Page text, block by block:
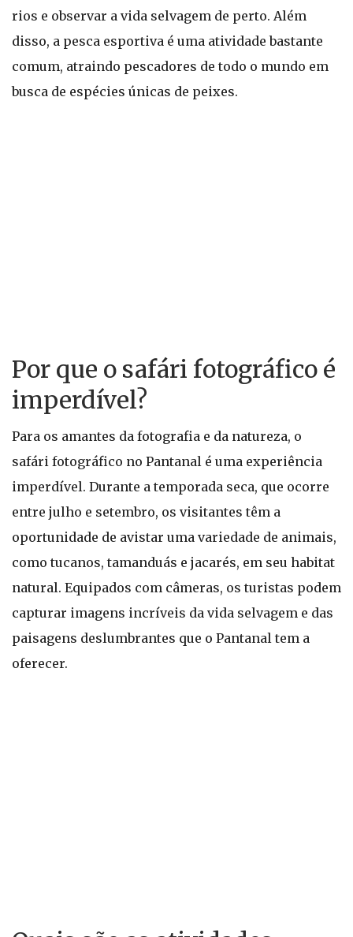
rios e observar a vida selvagem de perto. Além
disso, a pesca esportiva é uma atividade bastante
comum, atraindo pescadores de todo o mundo em
busca de espécies únicas de peixes.
Por que o safári fotográfico é
imperdível?
Para os amantes da fotografia e da natureza, o
safári fotográfico no Pantanal é uma experiência
imperdível. Durante a temporada seca, que ocorre
entre julho e setembro, os visitantes têm a
oportunidade de avistar uma variedade de animais,
como tucanos, tamanduás e jacarés, em seu habitat
natural. Equipados com câmeras, os turistas podem
capturar imagens incríveis da vida selvagem e das
paisagens deslumbrantes que o Pantanal tem a
oferecer.